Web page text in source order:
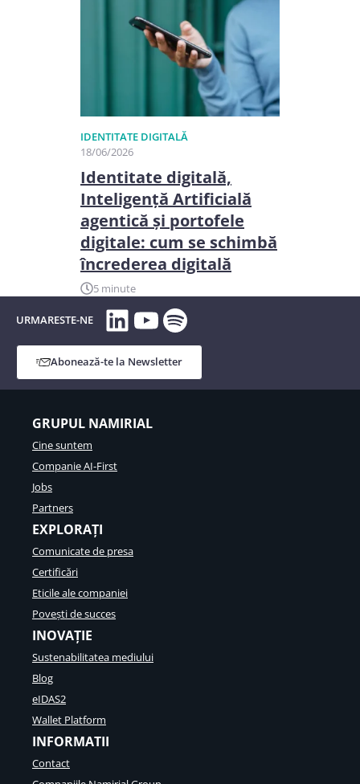
IDENTITATE DIGITALĂ
18/06/2026
Identitate digitală,
Inteligență Artificială
agentică și portofele
digitale: cum se schimbă
încrederea digitală
5 minute
URMARESTE-NE LinkedIn
YouTube
Spotify
Abonează-te la Newsletter
GRUPUL NAMIRIAL
Cine suntem
Companie AI-First
Jobs
Partners
EXPLORAȚI
Comunicate de presa
Certificări
Eticile ale companiei
Povești de succes
INOVAȚIE
Sustenabilitatea mediului
Blog
eIDAS2
Wallet Platform
INFORMATII
Contact